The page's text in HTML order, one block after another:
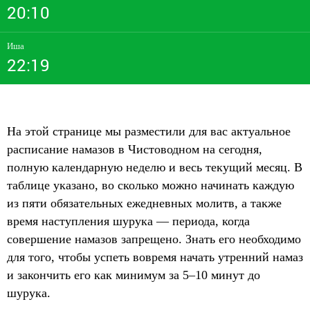
20:10
Иша
22:19
На этой странице мы разместили для вас актуальное
расписание намазов в Чистоводном на сегодня,
полную календарную неделю и весь текущий месяц. В
таблице указано, во сколько можно начинать каждую
из пяти обязательных ежедневных молитв, а также
время наступления шурука — периода, когда
совершение намазов запрещено. Знать его необходимо
для того, чтобы успеть вовремя начать утренний намаз
и закончить его как минимум за 5–10 минут до
шурука.